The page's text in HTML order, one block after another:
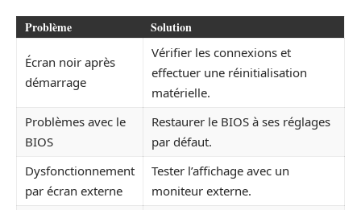
Problème Solution
Écran noir après
démarrage
Vérifier les connexions et
effectuer une réinitialisation
matérielle.
Problèmes avec le
BIOS
Restaurer le BIOS à ses réglages
par défaut.
Dysfonctionnement
par écran externe
Tester l’affichage avec un
moniteur externe.